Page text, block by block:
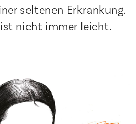
seltenen Erkrankung.
nicht immer leicht.